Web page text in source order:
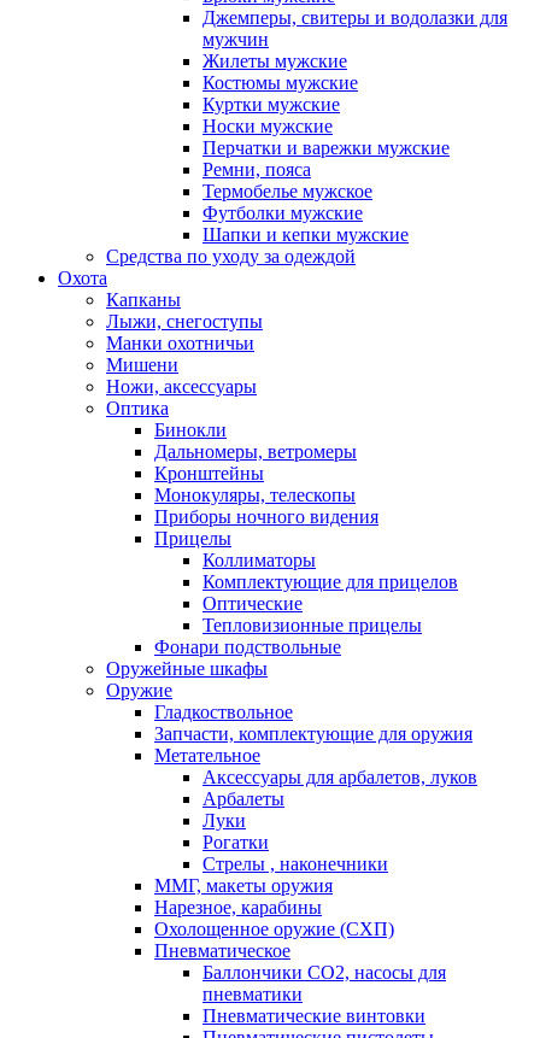
Джемперы, свитеры и водолазки для
мужчин
Жилеты мужские
Костюмы мужские
Куртки мужские
Носки мужские
Перчатки и варежки мужские
Ремни, пояса
Термобелье мужское
Футболки мужские
Шапки и кепки мужские
Средства по уходу за одеждой
Охота
Капканы
Лыжи, снегоступы
Манки охотничьи
Мишени
Ножи, аксессуары
Оптика
Бинокли
Дальномеры, ветромеры
Кронштейны
Монокуляры, телескопы
Приборы ночного видения
Прицелы
Коллиматоры
Комплектующие для прицелов
Оптические
Тепловизионные прицелы
Фонари подствольные
Оружейные шкафы
Оружие
Гладкоствольное
Запчасти, комплектующие для оружия
Метательное
Аксессуары для арбалетов, луков
Арбалеты
Луки
Рогатки
Стрелы , наконечники
ММГ, макеты оружия
Нарезное, карабины
Охолощенное оружие (СХП)
Пневматическое
Баллончики СО2, насосы для
пневматики
Пневматические винтовки